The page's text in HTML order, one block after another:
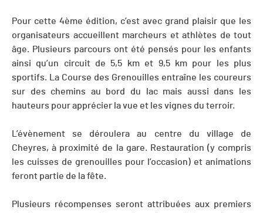
Pour cette 4ème édition, c’est avec grand plaisir que les
organisateurs accueillent marcheurs et athlètes de tout
âge. Plusieurs parcours ont été pensés pour les enfants
ainsi qu’un circuit de 5,5 km et 9,5 km pour les plus
sportifs. La Course des Grenouilles entraîne les coureurs
sur des chemins au bord du lac mais aussi dans les
hauteurs pour apprécier la vue et les vignes du terroir.
L’évènement se déroulera au centre du village de
Cheyres, à proximité de la gare. Restauration (y compris
les cuisses de grenouilles pour l’occasion) et animations
feront partie de la fête.
Plusieurs récompenses seront attribuées aux premiers